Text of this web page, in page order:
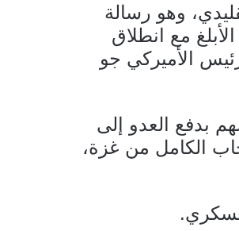
غير التقليدي، وهو رسالة
مع انطلاق
الأميركي جو
يسهم بدفع العدو إلى
الكامل من غزة،